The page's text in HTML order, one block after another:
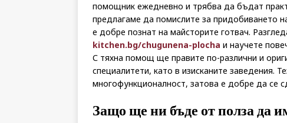
помощник ежедневно и трябва да бъдат
предлагаме да помислите за придобиването
е добре познат на майсторите готвач.
kitchen.bg/chugunena-plocha и научете
С тяхна помощ ще правите по-различни и
специалитети, като в изисканите заведения.
многофункционалност, затова е добре да се
Защо ще ни бъде от полза да